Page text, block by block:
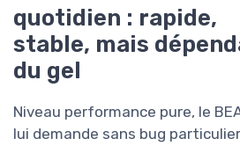
quotidien : rapide,
stable, mais
du gel
Niveau performance pure, le
lui demande sans bug